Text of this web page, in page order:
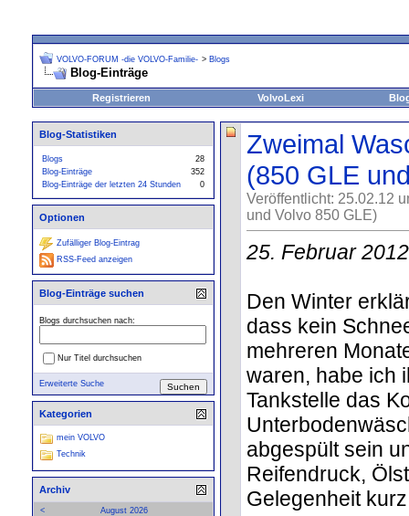
VOLVO-FORUM -die VOLVO-Familie- > Blogs
Blog-Einträge
Registrieren VolvoLexi
Zweimal
(850 GLE
Veröffentlicht: 25.02.12
und Volvo 850 GLE)
25. Februar 2012
Den Winter
dass kein
mehreren
waren, habe ich
Tankstelle das
abgespült sein
Reifendruck,
Gelegenheit
Blog-Statistiken
Blogs
28
Blog-Einträge
352
Blog-Einträge der letzten 24 Stunden
0
Optionen
Zufälliger Blog-Eintrag
RSS-Feed anzeigen
Blog-Einträge suchen
Blogs durchsuchen nach:
Nur Titel durchsuchen
Erweiterte Suche
Kategorien
mein VOLVO
Technik
Archiv
<
August 2026